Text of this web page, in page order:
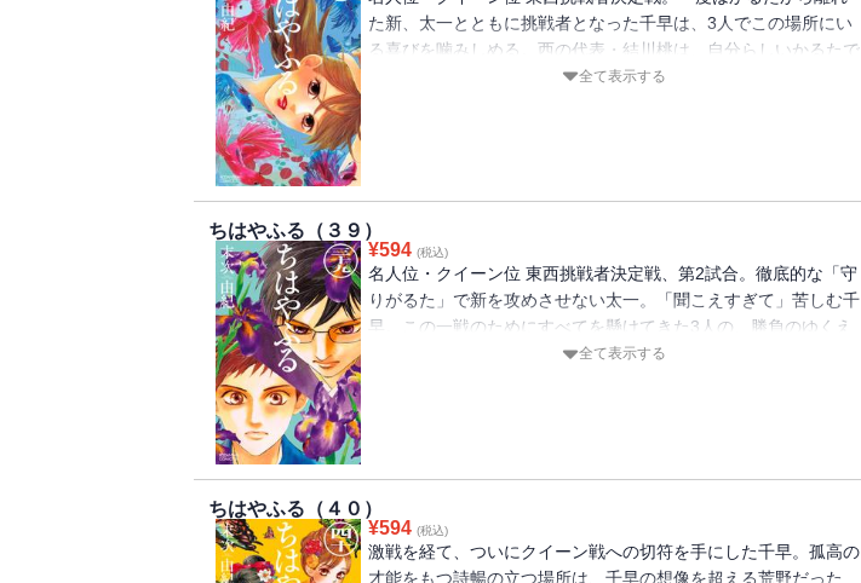
た新、太一とともに挑戦者となった千早は、3人でこの場所にい
る喜びを噛みしめる。西の代表・結川桃は、自分らしいかるたで
千早のペースを乱す。その一方、太一は新という壁を越え、その
全て表示する
ちはやふる（３９）
¥594 (税込)
名人位・クイーン位 東西挑戦者決定戦、第2試合。徹底的な「守
りがるた」で新を攻めさせない太一。「聞こえすぎて」苦しむ千
早。この一戦のためにすべてを懸けてきた3人の、勝負のゆくえ
全て表示する
ちはやふる（４０）
¥594 (税込)
激戦を経て、ついにクイーン戦への切符を手にした千早。孤高の
才能をもつ詩暢の立つ場所は、千早の想像を超える荒野だった